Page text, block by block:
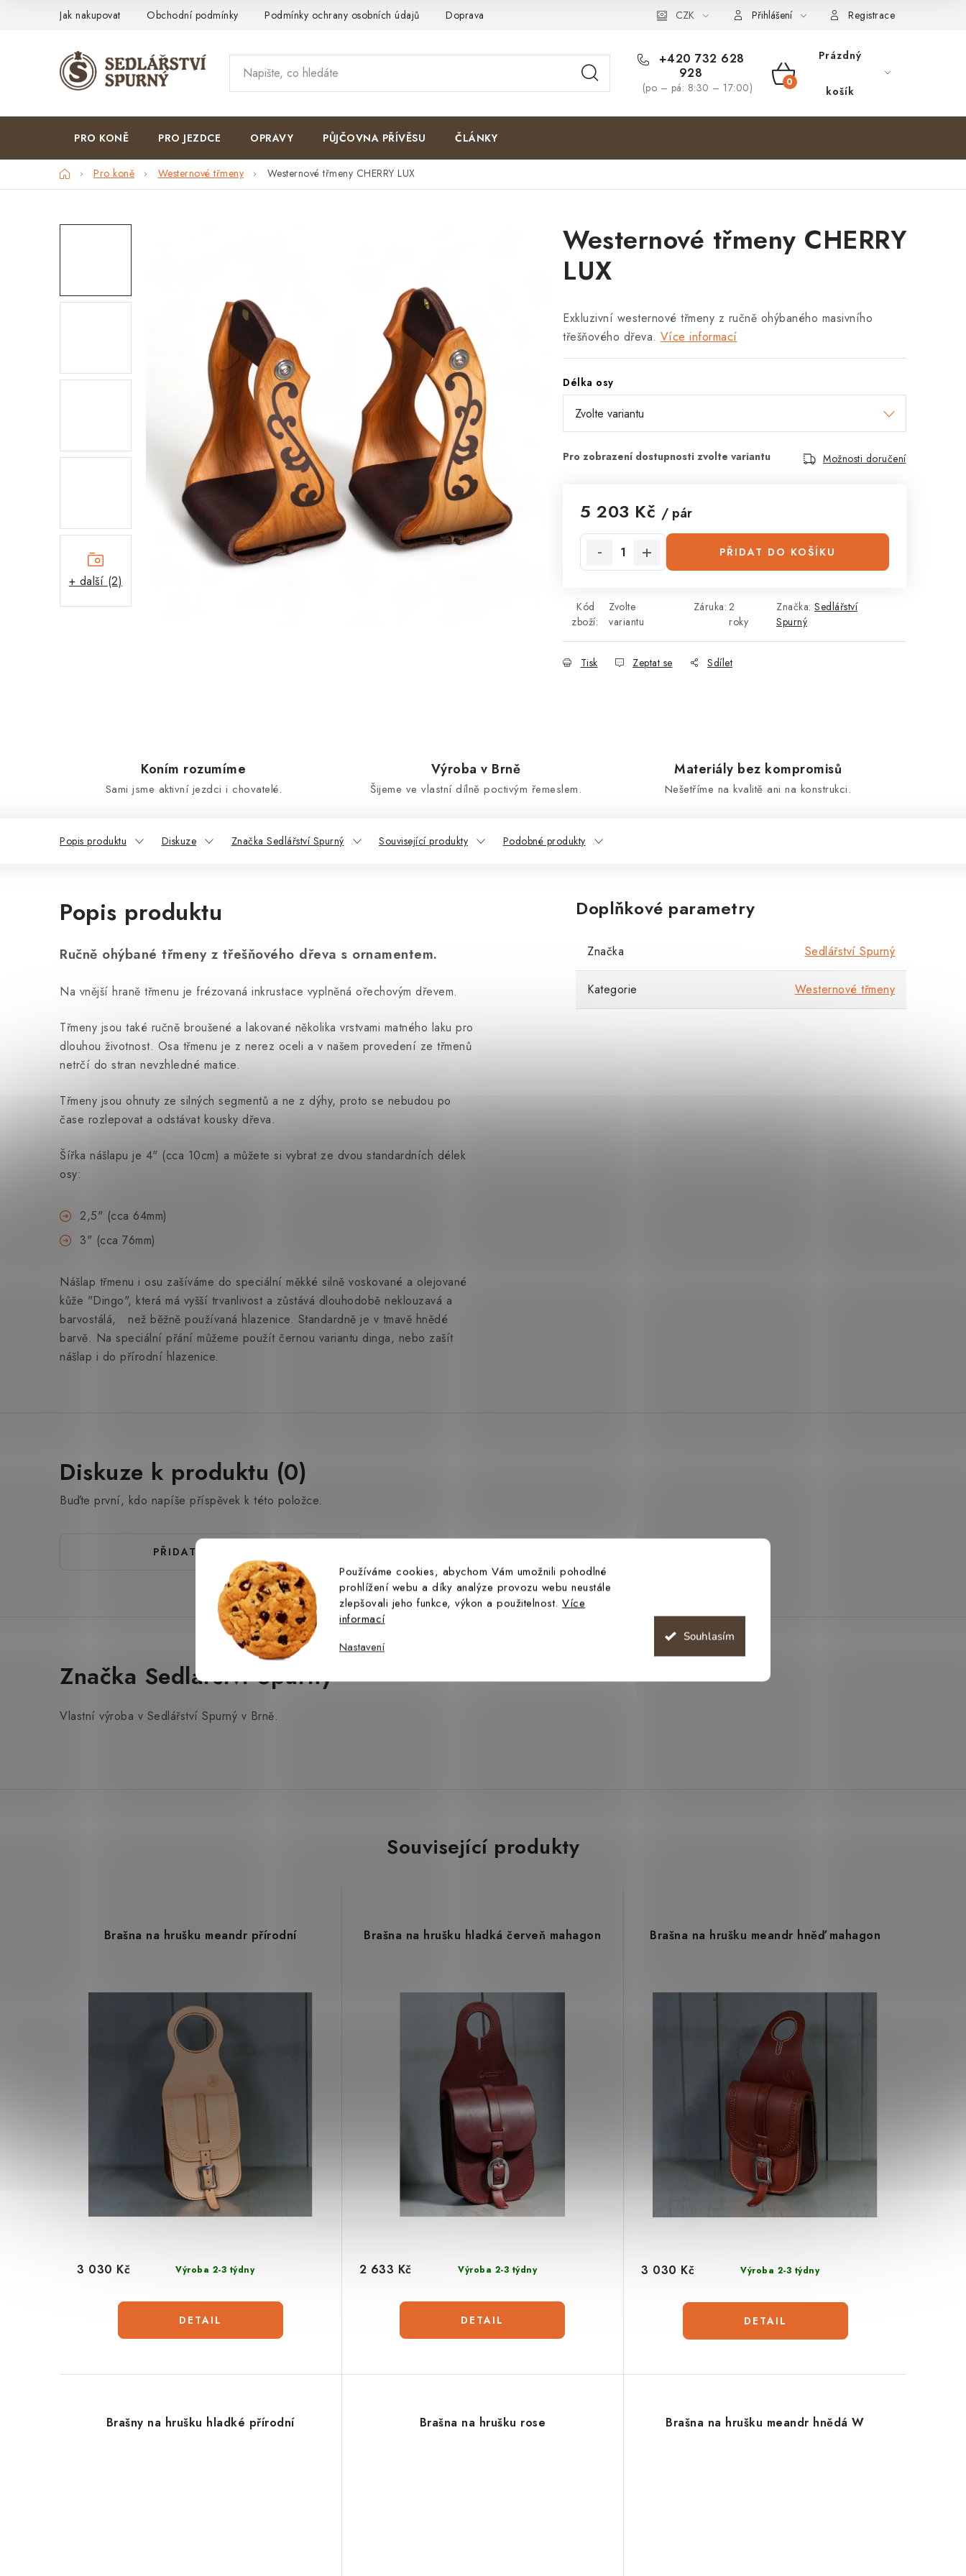
Používáme cookies, abychom Vám umožnili pohodlné
prohlížení webu a díky analýze provozu webu neustále
zlepšovali jeho funkce, výkon a použitelnost. Více
informací
Nastavení
Souhlasím
Jak nakupovat Obchodní podmínky Podmínky ochrany osobních údajů Doprava a platby Moje objednávka
CZK Přihlášení Registrace
+420 732 628
928
(po – pá: 8:30 – 17:00)
NÁKUPNÍ
Prázdný
košík
PRO KONĚ PRO JEZDCE OPRAVY PŮJČOVNA PŘÍVĚSU ČLÁNKY
DomůPro koně Westernové třmeny Westernové třmeny CHERRY LUX
+ další (2)
Westernové třmeny CHERRY
LUX
Exkluzivní westernové třmeny z ručně ohýbaného masivního
třešňového dřeva. Více informací
Délka osy
Možnosti doručení
5 203 Kč / pár
Měrná cena:
PŘIDAT DO KOŠÍKU
Kód
zboží:
Zvolte
variantu
Záruka: 2
roky
Značka: Sedlářství
Spurný
Tisk Zeptat se Sdílet
Koním rozumíme
Sami jsme aktivní jezdci i chovatelé.
Výroba v Brně
Šijeme ve vlastní dílně poctivým řemeslem.
Materiály bez kompromisů
Nešetříme na kvalitě ani na konstrukci.
Popis produktu Diskuze Značka Sedlářství Spurný Související produkty Podobné produkty
Popis produktu
Ručně ohýbané třmeny z třešňového dřeva s ornamentem.
Na vnější hraně třmenu je frézovaná inkrustace vyplněná ořechovým dřevem.
Třmeny jsou také ručně broušené a lakované několika vrstvami matného laku pro
dlouhou životnost. Osa třmenu je z nerez oceli a v našem provedení ze třmenů
netrčí do stran nevzhledné matice.
Třmeny jsou ohnuty ze silných segmentů a ne z dýhy, proto se nebudou po
čase rozlepovat a odstávat kousky dřeva.
Šířka nášlapu je 4" (cca 10cm) a můžete si vybrat ze dvou standardních délek
osy:
2,5" (cca 64mm)
3" (cca 76mm)
Nášlap třmenu i osu zašíváme do speciální měkké silně voskované a olejované
kůže "Dingo", která má vyšší trvanlivost a zůstává dlouhodobě neklouzavá a
barvostálá, než běžně používaná hlazenice. Standardně je v tmavě hnědé
barvě. Na speciální přání můžeme použít černou variantu dinga, nebo zašít
nášlap i do přírodní hlazenice.
Doplňkové parametry
Značka Sedlářství Spurný
Kategorie Westernové třmeny
Diskuze k produktu (0)
Buďte první, kdo napíše příspěvek k této položce.
PŘIDAT KOMENTÁŘ
Značka Sedlářství Spurný
Vlastní výroba v Sedlářství Spurný v Brně.
Související produkty
Brašna na hrušku meandr přírodní
Výroba 2-3 týdny
3 030 Kč
Brašna na hrušku hladká červeň mahagon
Výroba 2-3 týdny
2 633 Kč
Brašna na hrušku meandr hněď mahagon
Výroba 2-3 týdny
3 030 Kč
Brašny na hrušku hladké přírodní Brašna na hrušku rose Brašna na hrušku meandr hnědá W